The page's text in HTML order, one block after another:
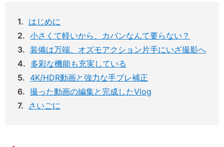
はじめに
小さくて軽いから、カバンなんて要らない？
装備は万端、オズモアクション片手にいざ撮影へ
多彩な機能も充実している
4K/HDR動画と強力な手ブレ補正
撮った動画の編集と完成したVlog
さいごに